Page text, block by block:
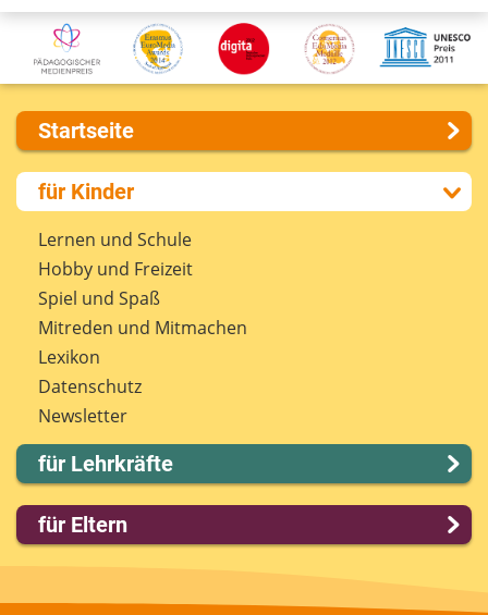
Startseite
Über uns
Presse
Kontakt
Impressum
Internet-ABC Sitemap
Barrierefreiheit
Länderprojekte
für Kinder
Lernen und Schule
Hobby und Freizeit
Spiel und Spaß
Mitreden und Mitmachen
Lexikon
Datenschutz
Newsletter
für Lehrkräfte
Lernmodule
Unterrichts­materialien
Praxishilfen
für Eltern
Spieletipps & Lernsoftware